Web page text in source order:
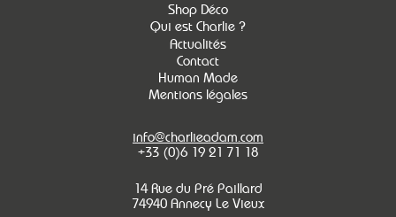
Shop Déco
Qui est Charlie ?
Actualités
Contact
Human Made
Mentions légales
info@charlieadam.com
+33 (0)6 19 21 71 18
14 Rue du Pré Paillard
74940 Annecy Le Vieux